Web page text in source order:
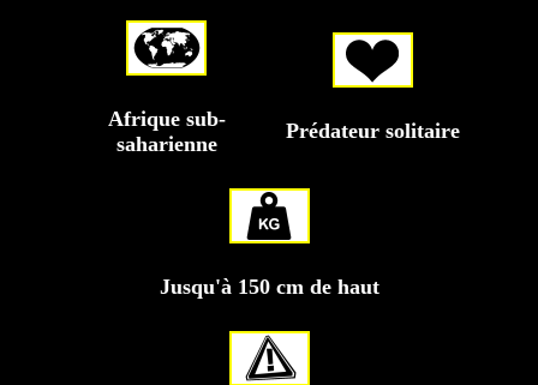
Afrique sub-
saharienne
Prédateur solitaire
Jusqu'à 150 cm de haut